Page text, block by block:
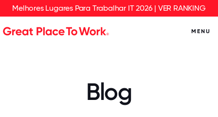
Melhores Lugares Para Trabalhar IT 2026 | VER RANKING
MENU
Blog